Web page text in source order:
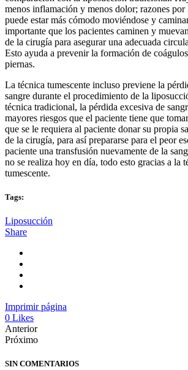
menos inflamación y menos dolor; razones por
puede estar más cómodo moviéndose y
importante que los pacientes caminen y
de la cirugía para asegurar una adecuada
Esto ayuda a prevenir la formación de
piernas.
La técnica tumescente incluso previene la
sangre durante el procedimiento de la
técnica tradicional, la pérdida excesiva de
mayores riesgos que el paciente tiene que
que se le requiera al paciente donar su propia
de la cirugía, para así prepararse para el peor
paciente una transfusión nuevamente de la
no se realiza hoy en día, todo esto gracias a la
tumescente.
Tags:
Liposucción
Share
Imprimir página
0 Likes
Anterior
Próximo
SIN COMENTARIOS